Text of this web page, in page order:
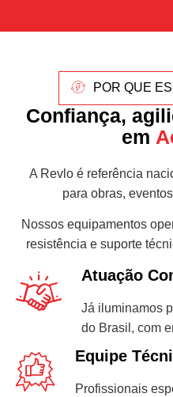
POR QUE
Confiança,
em
A Revlo é referência
para obras,
Nossos equipamentos
resistência e suporte
Atuação
Já iluminamos
do Brasil, com
Equipe
Profissionais